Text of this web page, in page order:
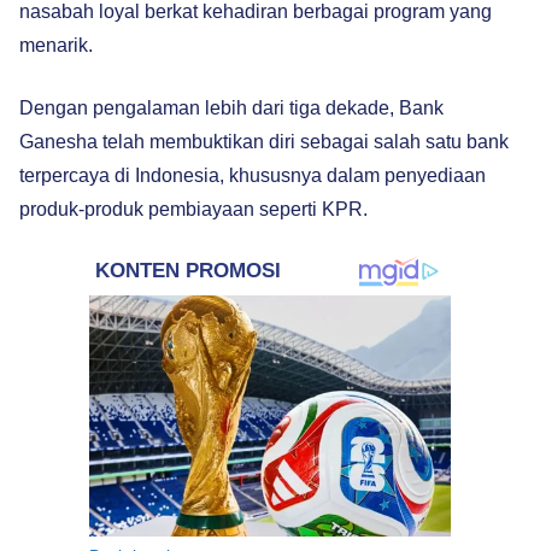
nasabah loyal berkat kehadiran berbagai program yang
menarik.
Dengan pengalaman lebih dari tiga dekade, Bank
Ganesha telah membuktikan diri sebagai salah satu bank
terpercaya di Indonesia, khususnya dalam penyediaan
produk-produk pembiayaan seperti KPR.